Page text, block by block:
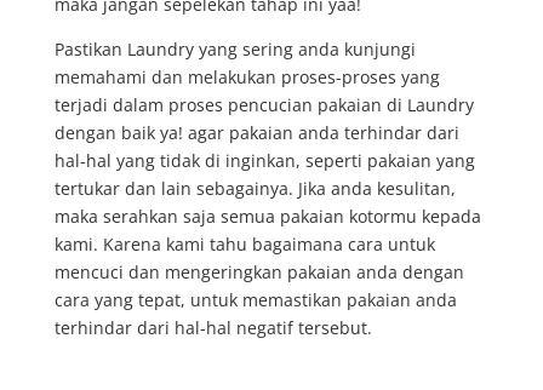
Pastikan Laundry yang sering anda kunjungi
memahami dan melakukan proses-proses yang
terjadi dalam proses pencucian pakaian di Laundry
dengan baik ya! agar pakaian anda terhindar dari
hal-hal yang tidak di inginkan, seperti pakaian yang
tertukar dan lain sebagainya. Jika anda kesulitan,
maka serahkan saja semua pakaian kotormu kepada
kami. Karena kami tahu bagaimana cara untuk
mencuci dan mengeringkan pakaian anda dengan
cara yang tepat, untuk memastikan pakaian anda
terhindar dari hal-hal negatif tersebut.